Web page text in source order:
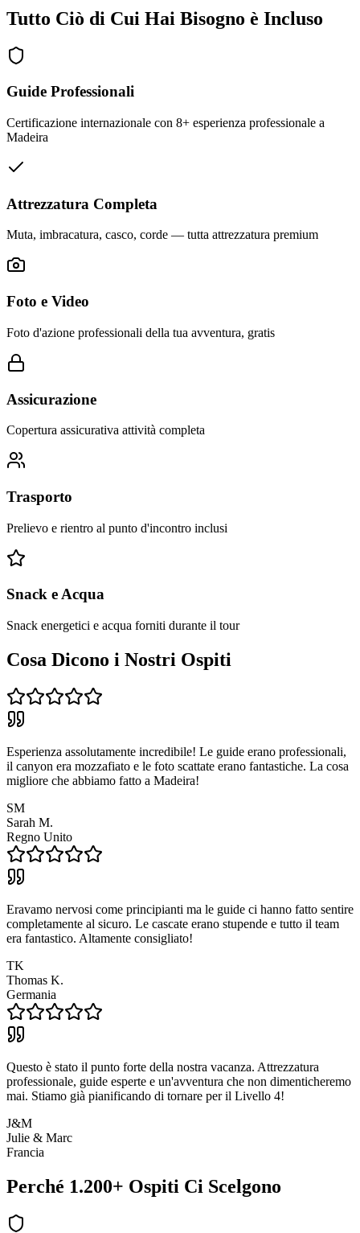
Tutto Ciò di Cui Hai Bisogno è Incluso
Guide Professionali
Certificazione internazionale con 8+ esperienza professionale a
Madeira
Attrezzatura Completa
Muta, imbracatura, casco, corde — tutta attrezzatura premium
Foto e Video
Foto d'azione professionali della tua avventura, gratis
Assicurazione
Copertura assicurativa attività completa
Trasporto
Prelievo e rientro al punto d'incontro inclusi
Snack e Acqua
Snack energetici e acqua forniti durante il tour
Cosa Dicono i Nostri Ospiti
Esperienza assolutamente incredibile! Le guide erano professionali,
il canyon era mozzafiato e le foto scattate erano fantastiche. La cosa
migliore che abbiamo fatto a Madeira!
SM
Sarah M.
Regno Unito
Eravamo nervosi come principianti ma le guide ci hanno fatto sentire
completamente al sicuro. Le cascate erano stupende e tutto il team
era fantastico. Altamente consigliato!
TK
Thomas K.
Germania
Questo è stato il punto forte della nostra vacanza. Attrezzatura
professionale, guide esperte e un'avventura che non dimenticheremo
mai. Stiamo già pianificando di tornare per il Livello 4!
J&M
Julie & Marc
Francia
Perché 1.200+ Ospiti Ci Scelgono